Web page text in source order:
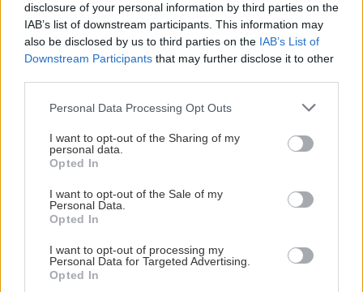
disclosure of your personal information by third parties on the
IAB’s list of downstream participants. This information may
also be disclosed by us to third parties on the IAB’s List of
Downstream Participants that may further disclose it to other
Please note that this website/app uses one or more Google
not limited to your visit or usage behaviour. You may click to
grant or deny consent to Google and its third-party tags to
use your data for below specified purposes in below Google
consent section.
Personal Data Processing Opt Outs
I want to opt-out of the Sharing of my
personal data.
Opted In
I want to opt-out of the Sale of my
Personal Data.
Opted In
I want to opt-out of processing my
Personal Data for Targeted Advertising.
Opted In
το σύστημα μετάδοσης κίνησης για να
εξασφαλιστεί υψηλή οικονομία καυσίμου και
απόδοση ισχύος. Το συγχρονιζέ και η διαδρομή
του μοχλού έχουν βελτιστοποιηθεί για τη μείωση
της απαιτούμενης δύναμης κατά την αλλαγή των
ελατηρίου του συγκλίνοντα διακόπτη μετατόπισης
έχει βελτιστοποιηθεί για να εξασφαλίζεται ομαλή
και ελαφριά εμπλοκή των σχέσεων.
υιοθετούν ένα νέας σχεδίασης και κατασκευής
υψηλής απόδοσης